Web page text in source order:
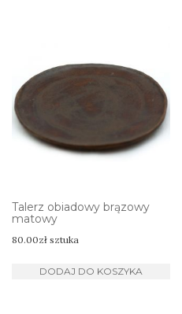
Talerz obiadowy brązowy
matowy
80.00zł sztuka
DODAJ DO KOSZYKA